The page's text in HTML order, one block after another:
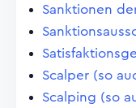
Sanktionen
Scalper (so
Scalping (so